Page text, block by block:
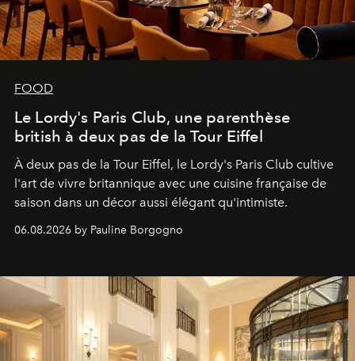
FOOD
Le Lordy's Paris Club, une parenthèse
british à deux pas de la Tour Eiffel
À deux pas de la Tour Eiffel, le Lordy's Paris Club cultive
l'art de vivre britannique avec une cuisine française de
saison dans un décor aussi élégant qu'intimiste.
06.08.2026 by Pauline Borgogno